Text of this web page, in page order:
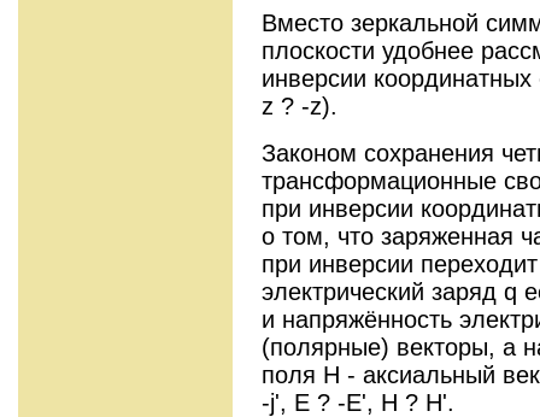
Вместо зеркальной
плоскости удобнее
инверсии
z ? -z).
Законом сохранения
трансформационные
при инверсии
о том, что заряженная
при инверсии
электрический заряд q
и напряжённость
(полярные) векторы, а
поля Н - аксиальный
-j', Е ? -Е', Н ? Н'.